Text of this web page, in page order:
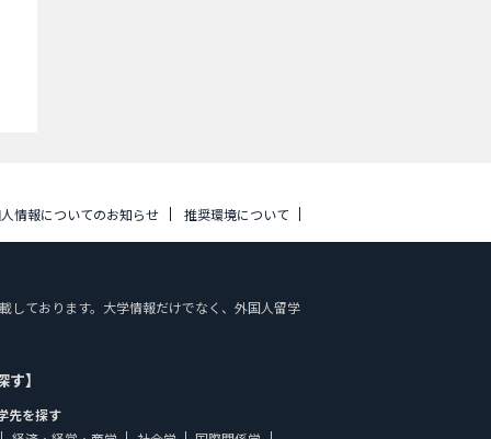
情報についてのお知らせ 推奨環境について
しております。大学情報だけでなく、外国人留学
】
先を探す